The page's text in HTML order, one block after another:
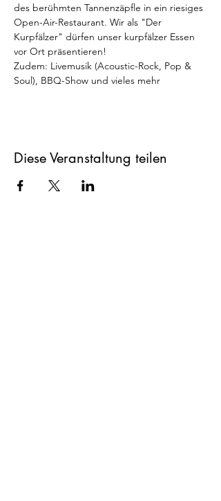
des berühmten Tannenzäpfle in ein riesiges
Open-Air-Restaurant. Wir als "Der
Kurpfälzer" dürfen unser kurpfälzer Essen
vor Ort präsentieren!
Zudem: Livemusik (Acoustic-Rock, Pop &
Soul), BBQ-Show und vieles mehr
Diese Veranstaltung teilen